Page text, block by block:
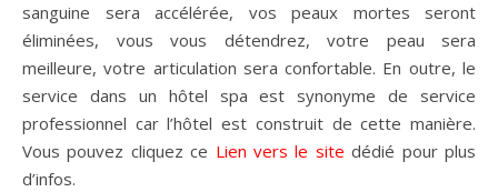
sanguine sera accélérée, vos peaux mortes seront
éliminées, vous vous détendrez, votre peau sera
meilleure, votre articulation sera confortable. En outre, le
service dans un hôtel spa est synonyme de service
professionnel car l’hôtel est construit de cette manière.
Vous pouvez cliquez ce Lien vers le site dédié pour plus
d’infos.